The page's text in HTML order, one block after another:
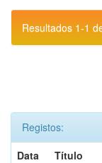
Resultados 1-1
Registos:
Data
Título